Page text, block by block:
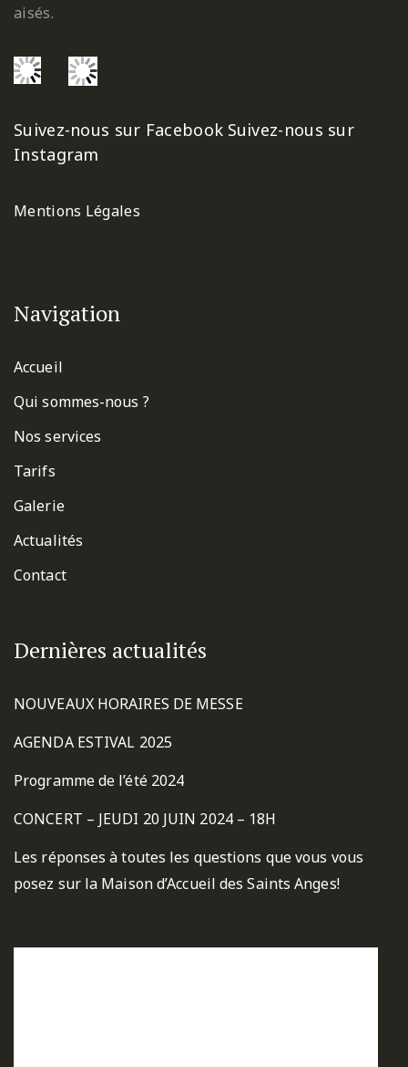
aisés.
Suivez-nous sur Facebook Suivez-nous sur
Instagram
Mentions Légales
Navigation
Accueil
Qui sommes-nous ?
Nos services
Tarifs
Galerie
Actualités
Contact
Dernières actualités
NOUVEAUX HORAIRES DE MESSE
AGENDA ESTIVAL 2025
Programme de l’été 2024
CONCERT – JEUDI 20 JUIN 2024 – 18H
Les réponses à toutes les questions que vous vous
posez sur la Maison d’Accueil des Saints Anges!